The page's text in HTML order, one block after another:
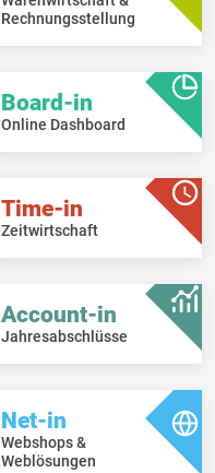
Rechnungsstellung
Board-in
Online Dashboard
Time-in
Zeitwirtschaft
Account-in
Jahresabschlüsse
Net-in
Webshops &
Weblösungen